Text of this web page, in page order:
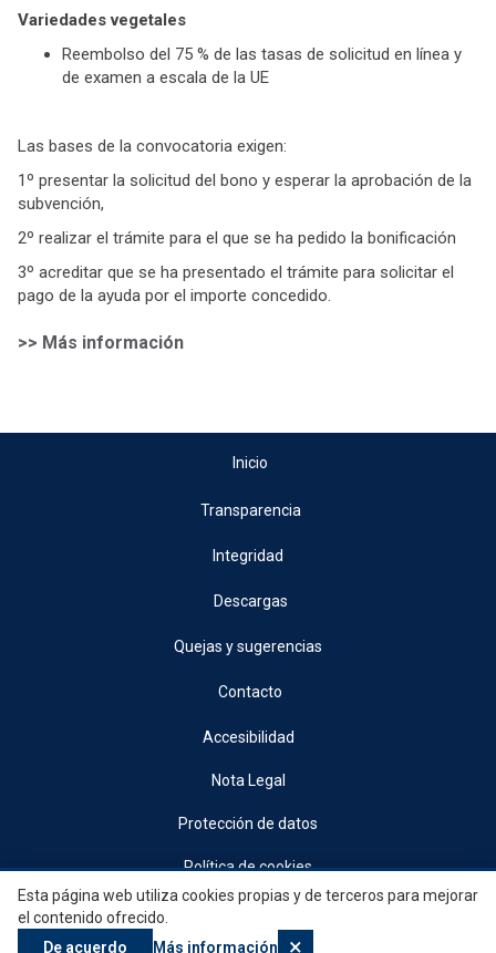
Variedades vegetales
Reembolso del 75 % de las tasas de solicitud en línea y
de examen a escala de la UE
Las bases de la convocatoria exigen:
1º presentar la solicitud del bono y esperar la aprobación de la
subvención,
2º realizar el trámite para el que se ha pedido la bonificación
3º acreditar que se ha presentado el trámite para solicitar el
pago de la ayuda por el importe concedido.
>> Más información
Inicio
Transparencia
Integridad
Descargas
Quejas y sugerencias
Contacto
Accesibilidad
Nota Legal
Protección de datos
Política de cookies
© 2026, Generalitat • Conselleria d’Indústria, Turisme, Innovació i Comerç •
Institut Valencià de Competitivitat Empresarial
Esta página web utiliza cookies propias y de terceros para mejorar
el contenido ofrecido.
De acuerdo
Más información ×